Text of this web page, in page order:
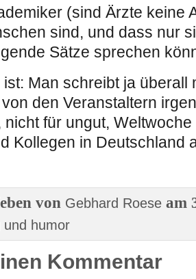
(sind Ärzte keine
sind, und dass nur
Sätze sprechen
Man schreibt ja überall
den Veranstaltern
nicht für ungut,
Kollegen in Deutschland
von Gebhard Roese am
und humor
Kommentar